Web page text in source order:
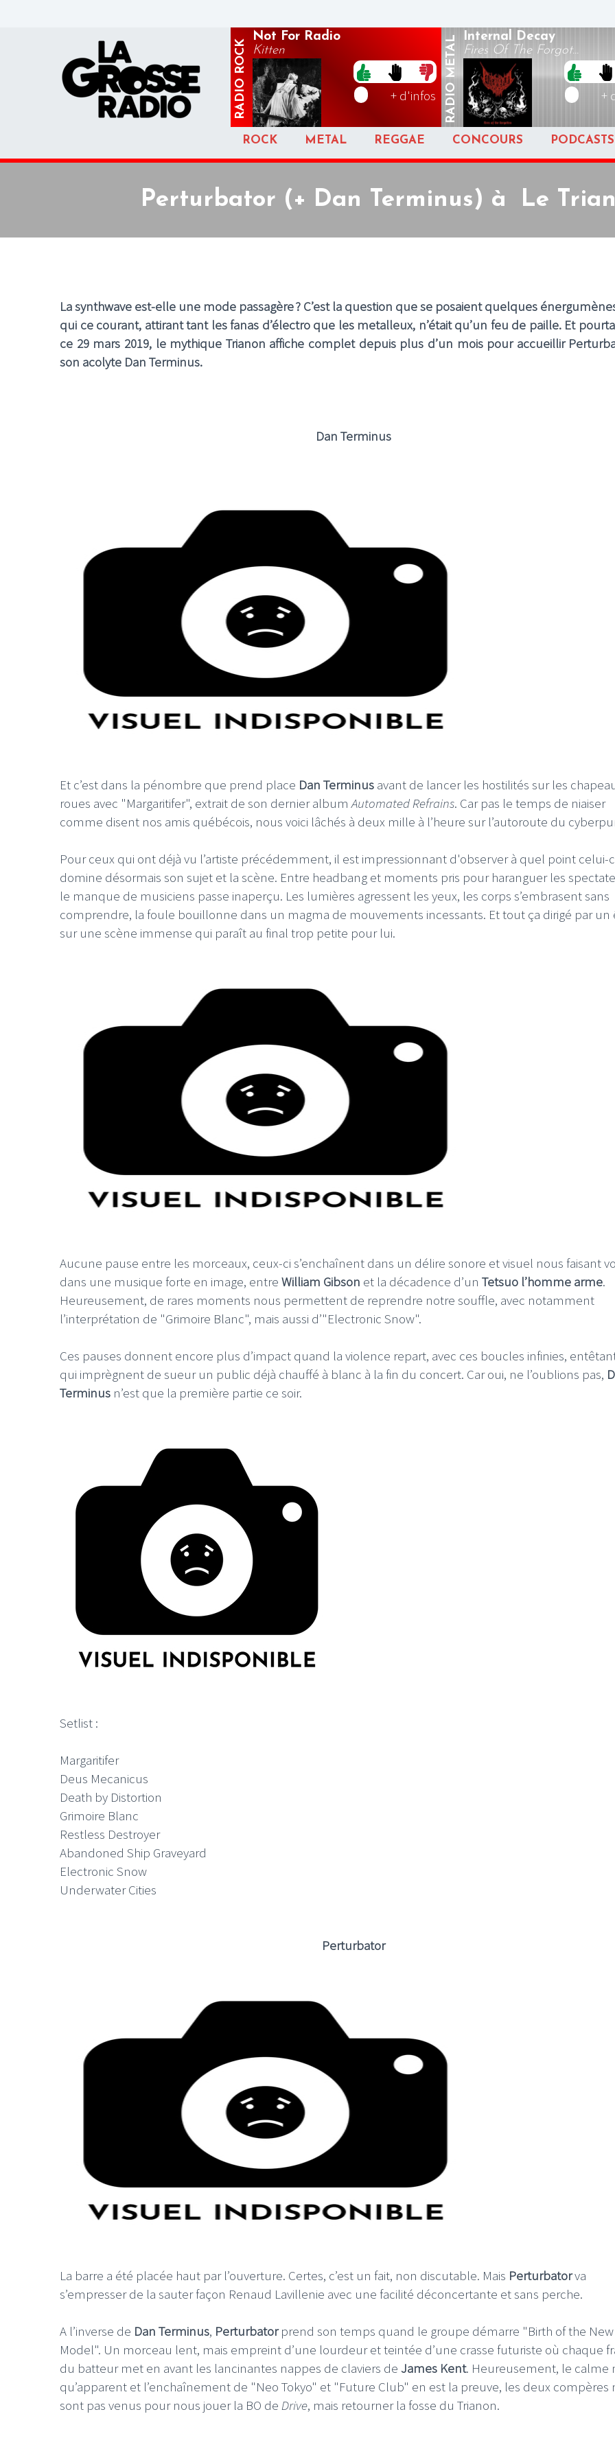
RADIO
ROCK
Not For Radio
Kitten
+ d'infos RADIO
METAL Internal Decay
Fires Of The Forgot...
+
ROCK METAL REGGAE CONCOURS PODCASTS
Perturbator (+ Dan Terminus) à Le
La synthwave est-elle une mode passagère ? C’est la question que se posaient quelques
qui ce courant, attirant tant les fanas d’électro que les metalleux, n’était qu’un feu de paille. Et
ce 29 mars 2019, le mythique Trianon affiche complet depuis plus d’un mois pour accueillir
son acolyte Dan Terminus.
Dan Terminus
Et c’est dans la pénombre que prend place Dan Terminus avant de lancer les hostilités sur les
roues avec "Margaritifer", extrait de son dernier album Automated Refrains. Car pas le temps de niaiser
comme disent nos amis québécois, nous voici lâchés à deux mille à l’heure sur l’autoroute du
Pour ceux qui ont déjà vu l’artiste précédemment, il est impressionnant d'observer à quel point celui-
domine désormais son sujet et la scène. Entre headbang et moments pris pour haranguer les
le manque de musiciens passe inaperçu. Les lumières agressent les yeux, les corps s’embrasent sans
comprendre, la foule bouillonne dans un magma de mouvements incessants. Et tout ça dirigé par un
sur une scène immense qui paraît au final trop petite pour lui.
Aucune pause entre les morceaux, ceux-ci s’enchaînent dans un délire sonore et visuel nous faisant
dans une musique forte en image, entre William Gibson et la décadence d’un Tetsuo l’homme arme.
Heureusement, de rares moments nous permettent de reprendre notre souffle, avec notamment
l’interprétation de "Grimoire Blanc", mais aussi d’"Electronic Snow".
Ces pauses donnent encore plus d’impact quand la violence repart, avec ces boucles infinies,
qui imprègnent de sueur un public déjà chauffé à blanc à la fin du concert. Car oui, ne l’oublions pas,
Terminus n’est que la première partie ce soir.
Setlist :
Margaritifer
Deus Mecanicus
Death by Distortion
Grimoire Blanc
Restless Destroyer
Abandoned Ship Graveyard
Electronic Snow
Underwater Cities
Perturbator
La barre a été placée haut par l’ouverture. Certes, c’est un fait, non discutable. Mais Perturbatorva
s’empresser de la sauter façon Renaud Lavillenie avec une facilité déconcertante et sans perche.
A l’inverse de Dan Terminus, Perturbatorprend son temps quand le groupe démarre "Birth of the New
Model". Un morceau lent, mais empreint d’une lourdeur et teintée d’une crasse futuriste où chaque
du batteur met en avant les lancinantes nappes de claviers de James Kent. Heureusement, le calme
qu’apparent et l’enchaînement de "Neo Tokyo" et "Future Club" en est la preuve, les deux compères
sont pas venus pour nous jouer la BO de Drive, mais retourner la fosse du Trianon.
LE GROS RIFFIFI –
Christmas Riffifi 2025 !!!
LE GROS RIFFIFI – Surfin’